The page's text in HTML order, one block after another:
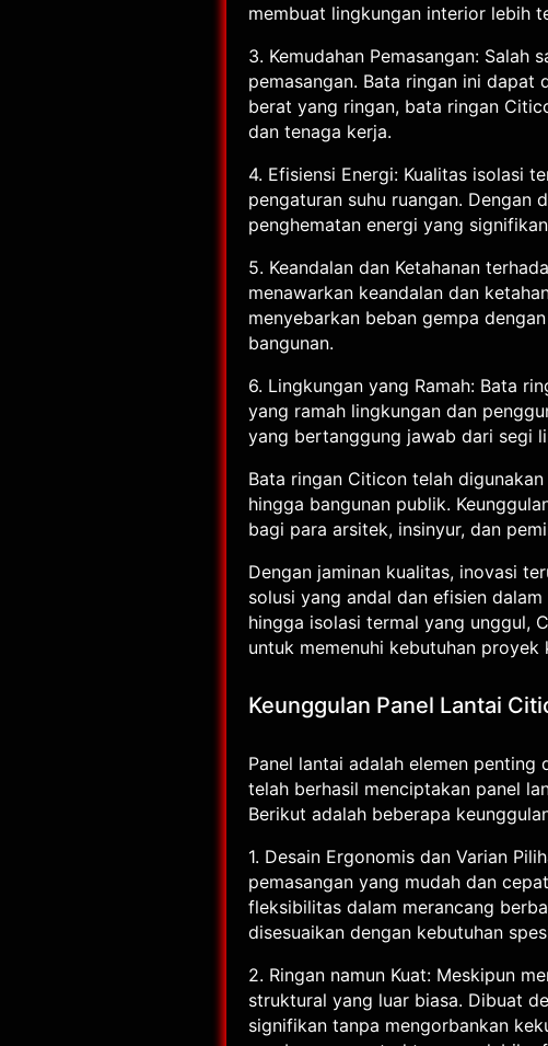
membuat lingkungan interior lebih
3. Kemudahan Pemasangan:
pemasangan. Bata ringan ini
berat yang ringan, bata ringan
dan tenaga kerja.
4. Efisiensi Energi: Kualitas isolasi
pengaturan suhu ruangan. Dengan
penghematan energi yang
5. Keandalan dan Ketahanan
menawarkan keandalan dan
menyebarkan beban gempa
bangunan.
6. Lingkungan yang Ramah: Bata
yang ramah lingkungan dan
yang bertanggung jawab dari segi
Bata ringan Citicon telah
hingga bangunan publik.
bagi para arsitek, insinyur, dan
Dengan jaminan kualitas, inovasi
solusi yang andal dan efisien
hingga isolasi termal yang unggul,
untuk memenuhi kebutuhan proyek
Keunggulan Panel Lantai
Panel lantai adalah elemen
telah berhasil menciptakan panel
Berikut adalah beberapa
1. Desain Ergonomis dan Varian
pemasangan yang mudah dan
fleksibilitas dalam merancang
disesuaikan dengan kebutuhan
2. Ringan namun Kuat: Meskipun
struktural yang luar biasa. Dibuat
signifikan tanpa mengorbankan